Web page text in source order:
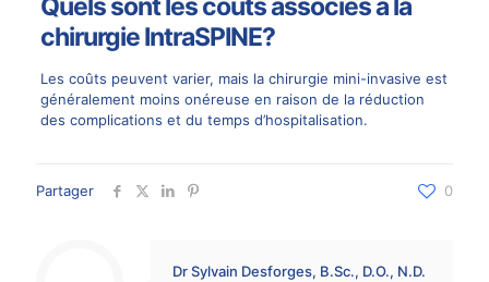
Quels sont les coûts associés à la
chirurgie IntraSPINE?
Les coûts peuvent varier, mais la chirurgie mini-invasive est
généralement moins onéreuse en raison de la réduction
des complications et du temps d’hospitalisation.
Partager 0
Dr Sylvain Desforges, B.Sc., D.O., N.D.